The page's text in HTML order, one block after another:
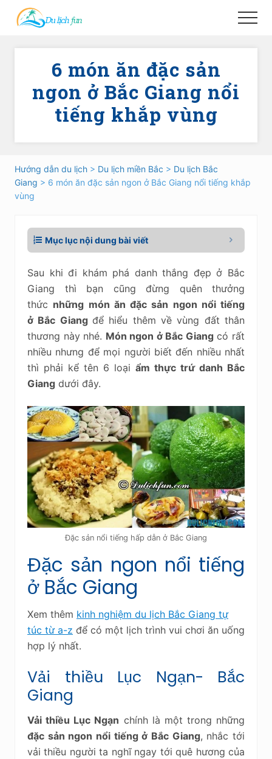
Menu
Menu
6 món ăn đặc sản
ngon ở Bắc Giang nổi
tiếng khắp vùng
Hướng dẫn du lịch > Du lịch miền Bắc > Du lịch Bắc
Giang > 6 món ăn đặc sản ngon ở Bắc Giang nổi tiếng khắp
vùng
Mục lục nội dung bài viết
Sau khi đi khám phá danh thắng đẹp ở Bắc
Giang thì bạn cũng đừng quên thưởng
thức những món ăn đặc sản ngon nổi tiếng
ở Bắc Giang để hiểu thêm về vùng đất thân
thương này nhé. Món ngon ở Bắc Giangcó rất
nhiều nhưng để mọi người biết đến nhiều nhất
thì phải kể tên 6 loại ẩm thực trứ danh Bắc
Giang dưới đây.
Đặc sản nổi tiếng hấp dẫn ở Bắc Giang
Đặc sản ngon nổi tiếng
ở Bắc Giang
Xem thêm kinh nghiệm du lịch Bắc Giang tự
túc từ a-z để có một lịch trình vui chơi ăn uống
hợp lý nhất.
Vải thiều Lục Ngạn- Bắc
Giang
Vải thiều Lục Ngạn chính là một trong những
đặc sản ngon nổi tiếng ở Bắc Giang, nhắc tới
vải thiều người ta nghĩ ngay tới quê hương của